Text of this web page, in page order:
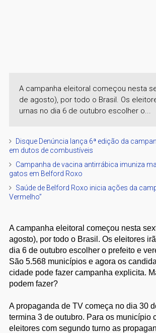
A campanha eleitoral começou nesta
de agosto), por todo o Brasil. Os
urnas no dia 6 de outubro escolher o...
Disque Denúncia lança 6ª edição da
em dutos de combustíveis
Campanha de vacina antirrábica imuniza
gatos em Belford Roxo
Saúde de Belford Roxo inicia ações da
Vermelho”
A campanha eleitoral começou nesta
agosto), por todo o Brasil. Os eleitores
dia 6 de outubro escolher o prefeito e
São 5.568 municípios e agora os
cidade pode fazer campanha explicita.
podem fazer?
A propaganda de TV começa no dia 30
termina 3 de outubro. Para os município
eleitores com segundo turno as